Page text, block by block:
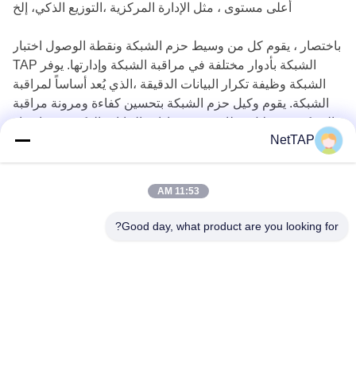
أعلى مستوى ، مثل الإدارة المركزية ،التوزيع الذكي، إلخ
باختصار ، يقوم كل من وسيط حزم الشبكة ونقطة الوصول اختبار
الشبكة بأدوار مختلفة في مراقبة الشبكة وإدارتها. يوفر TAP
الشبكة وظيفة تكرار البيانات الدقيقة ،الذي يُعد أساساً لمراقبة
الشبكة. يقوم وكيل حزم الشبكة بتحسين كفاءة ومرونة مراقبة
الشبكة من خلال وظائف توزيع وإدارة البيانات الذكية. عند اختيار
التقنية المستخدمة،هناك موازين يجب إجراؤها بناءً على بيئة
الشبكة المحددة ومتطلبات المراقبة.
NetTAP
11:53 AM
Good day, what product are you looking for?